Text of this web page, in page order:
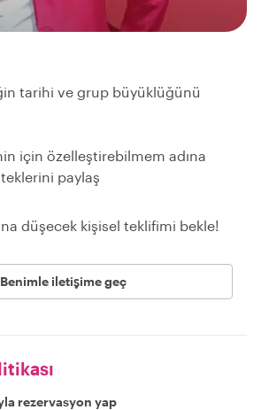
tarihi ve grup büyüklüğünü
için özelleştirebilmem adına
paylaş
düşecek kişisel teklifimi bekle!
Benimle iletişime geç
rezervasyon yap